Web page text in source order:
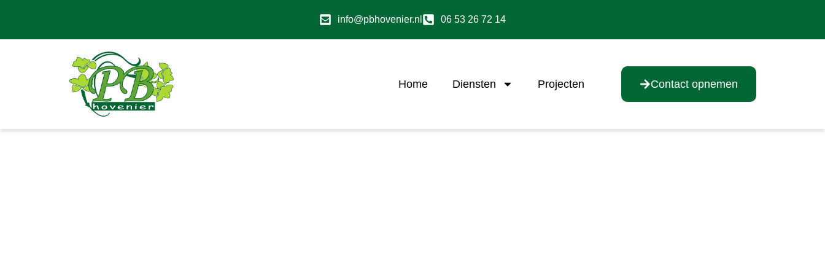
info@pbhovenier.nl 06 53 26 72 14
Home Diensten Projecten Contact opnemen